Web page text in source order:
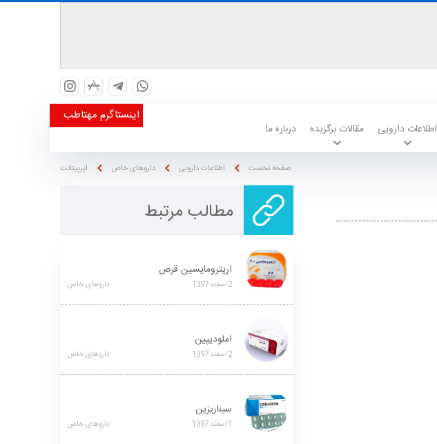
اطلاعات دارویی مقالات برگزیده درباره ما
اینستاگرم مهتاطب
صفحه نخست اطلاعات دارویی داروهای خاص اپرپیتانت
مطالب مرتبط
اریترومایسین قرص
2اسفند1397 داروهای خاص
املودیپین
2اسفند1397 داروهای خاص
سیناریزین
1اسفند1397 داروهای خاص